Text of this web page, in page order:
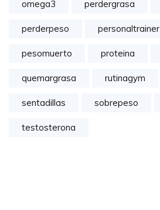
omega3 perdergrasa
perderpeso personaltrainer
pesomuerto proteina
quemargrasa rutinagym
sentadillas sobrepeso
testosterona